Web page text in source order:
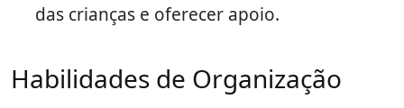
das crianças e oferecer apoio.
Habilidades de Organização